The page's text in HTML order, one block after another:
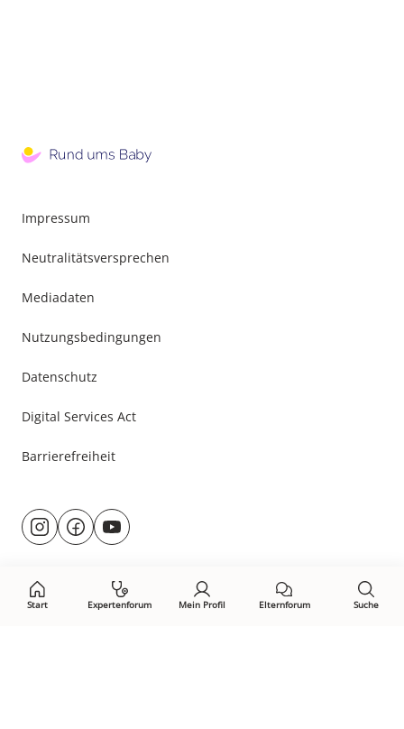
Start Expertenforum Mein Profil Elternforum Suche
Impressum
Neutralitätsversprechen
Mediadaten
Nutzungsbedingungen
Datenschutz
Digital Services Act
Barrierefreiheit
Besuche
uns@rund.ums.baby
facebook.com/rundumsbaby.de
youtube.com/@rundumsbaby_